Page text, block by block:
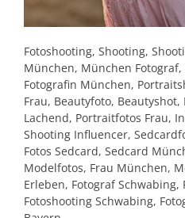
Fotoshooting, Shooting,
München, München
Fotografin München,
Frau, Beautyfoto,
Lachend, Portraitfotos Frau,
Shooting Influencer,
Fotos Sedcard, Sedcard
Modelfotos, Frau München,
Erleben, Fotograf Schwabing,
Fotoshooting Schwabing,